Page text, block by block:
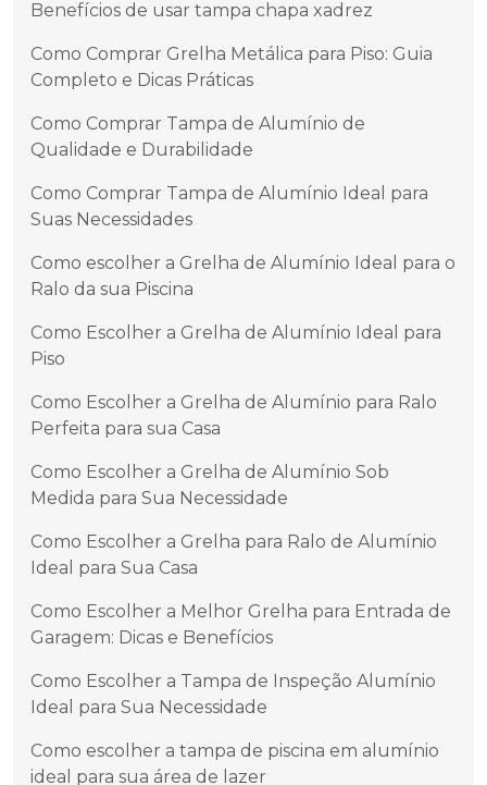
Benefícios de usar tampa chapa xadrez
Como Comprar Grelha Metálica para Piso: Guia
Completo e Dicas Práticas
Como Comprar Tampa de Alumínio de
Qualidade e Durabilidade
Como Comprar Tampa de Alumínio Ideal para
Suas Necessidades
Como escolher a Grelha de Alumínio Ideal para o
Ralo da sua Piscina
Como Escolher a Grelha de Alumínio Ideal para
Piso
Como Escolher a Grelha de Alumínio para Ralo
Perfeita para sua Casa
Como Escolher a Grelha de Alumínio Sob
Medida para Sua Necessidade
Como Escolher a Grelha para Ralo de Alumínio
Ideal para Sua Casa
Como Escolher a Melhor Grelha para Entrada de
Garagem: Dicas e Benefícios
Como Escolher a Tampa de Inspeção Alumínio
Ideal para Sua Necessidade
Como escolher a tampa de piscina em alumínio
ideal para sua área de lazer